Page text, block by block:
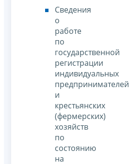
Сведения
о
работе
по
государственной
регистрации
индивидуальных
предпринимателей
и
крестьянских
(фермерских)
хозяйств
по
состоянию
на